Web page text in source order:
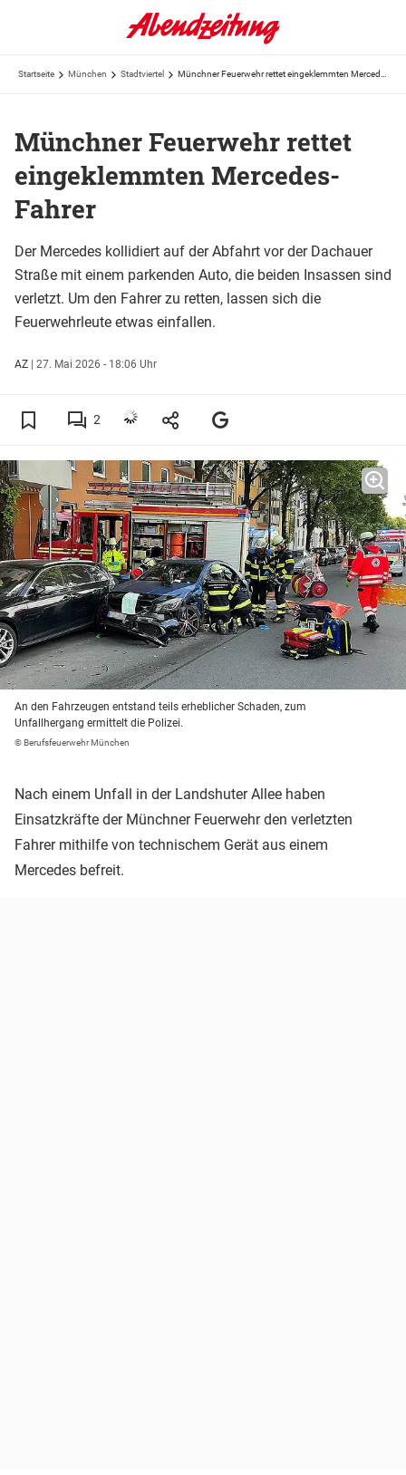
Startseite München Stadtviertel
Münchner Feuerwehr rettet
eingeklemmten Mercedes-
Fahrer
Der Mercedes kollidiert auf der Abfahrt vor der Dachauer
Straße mit einem parkenden Auto, die beiden Insassen sind
verletzt. Um den Fahrer zu retten, lassen sich die
Feuerwehrleute etwas einfallen.
AZ | 27. Mai 2026 - 18:06 Uhr
2
An den Fahrzeugen entstand teils erheblicher Schaden, zum
Unfallhergang ermittelt die Polizei.
© Berufsfeuerwehr München
Nach einem Unfall in der Landshuter Allee haben
Einsatzkräfte der Münchner Feuerwehr den verletzten
Fahrer mithilfe von technischem Gerät aus einem
Mercedes befreit.